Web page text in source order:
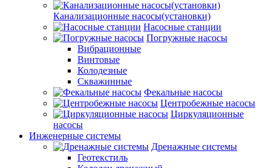
Канализационные насосы(установки)
Насосные станции
Погружные насосы
Вибрационные
Винтовые
Колодезные
Скважинные
Фекальные насосы
Центробежные насосы
Циркуляционные
насосы
Инженерные системы
Дренажные системы
Геотекстиль